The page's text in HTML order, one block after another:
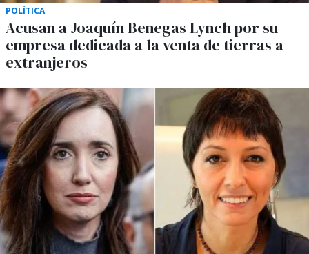
POLÍTICA
Acusan a Joaquín Benegas Lynch por su
empresa dedicada a la venta de tierras a
extranjeros